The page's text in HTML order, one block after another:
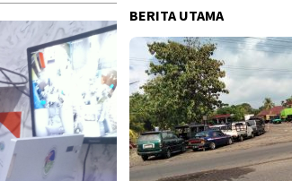
BERITA UTAMA